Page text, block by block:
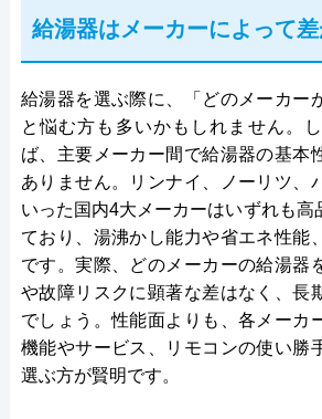
給湯器はメーカーによって差
給湯器を選ぶ際に、「どのメーカー
と悩む方も多いかもしれません。
ば、主要メーカー間で給湯器の基本
ありません。リンナイ、ノーリツ、
いった国内4大メーカーはいずれも高
ており、湯沸かし能力や省エネ性能
です。実際、どのメーカーの給湯器
や故障リスクに顕著な差はなく、長
でしょう。性能面よりも、各メーカ
機能やサービス、リモコンの使い勝
選ぶ方が賢明です。